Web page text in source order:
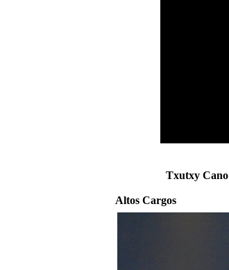
Txutxy Cano
Altos Cargos